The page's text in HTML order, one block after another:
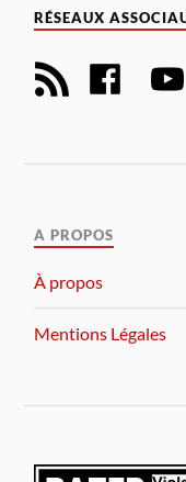
RÉSEAUX
A PROPOS
À propos
Mentions Légales